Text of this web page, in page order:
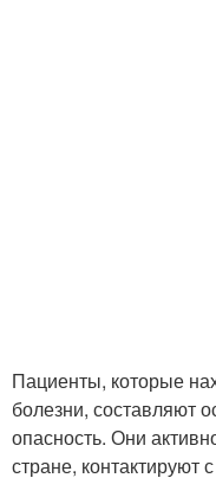
Пациенты, которые
болезни, составляют
опасность. Они
стране,